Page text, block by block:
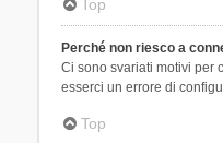
Top
Perché non riesco a
Ci sono svariati motivi per
esserci un errore di
Top